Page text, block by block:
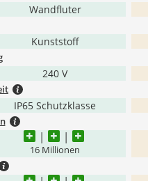
Wandfluter
Kunststoff
240 V
IP65 Schutzklasse
16 Millionen